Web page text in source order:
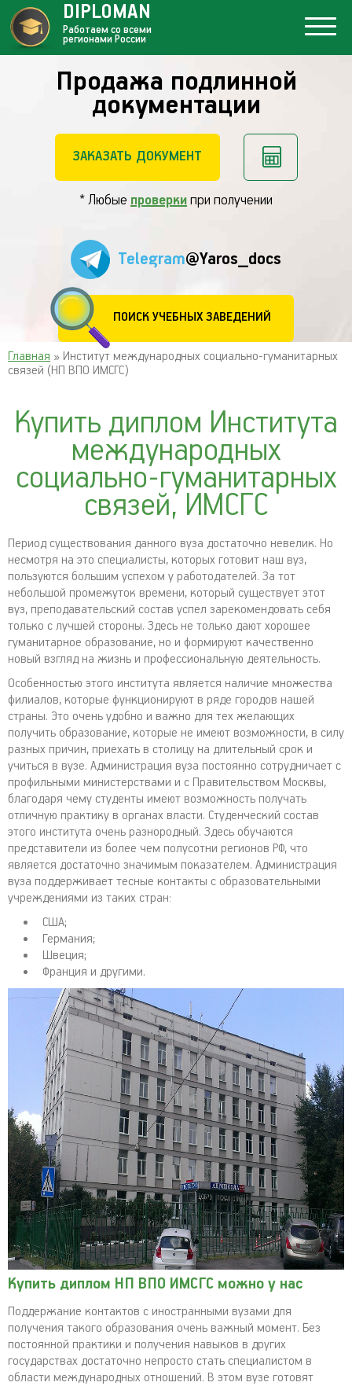
Продажа подлинной
документации
ЗАКАЗАТЬ ДОКУМЕНТ
* Любые проверки при получении
Telegram@Yaros_docs
ПОИСК УЧЕБНЫХ ЗАВЕДЕНИЙ
DIPLOMAN
Работаем со всеми
регионами России
Главная » Институт международных социально-гуманитарных
связей (НП ВПО ИМСГС)
Купить диплом Института
международных
социально-гуманитарных
связей, ИМСГС
Период существования данного вуза достаточно невелик. Но
несмотря на это специалисты, которых готовит наш вуз,
пользуются большим успехом у работодателей. За тот
небольшой промежуток времени, который существует этот
вуз, преподавательский состав успел зарекомендовать себя
только с лучшей стороны. Здесь не только дают хорошее
гуманитарное образование, но и формируют качественно
новый взгляд на жизнь и профессиональную деятельность.
Особенностью этого института является наличие множества
филиалов, которые функционируют в ряде городов нашей
страны. Это очень удобно и важно для тех желающих
получить образование, которые не имеют возможности, в силу
разных причин, приехать в столицу на длительный срок и
учиться в вузе. Администрация вуза постоянно сотрудничает с
профильными министерствами и с Правительством Москвы,
благодаря чему студенты имеют возможность получать
отличную практику в органах власти. Студенческий состав
этого института очень разнородный. Здесь обучаются
представители из более чем полусотни регионов РФ, что
является достаточно значимым показателем. Администрация
вуза поддерживает тесные контакты с образовательными
учреждениями из таких стран:
США;
Германия;
Швеция;
Франция и другими.
Купить диплом НП ВПО ИМСГС можно у нас
Поддержание контактов с иностранными вузами для
получения такого образования очень важный момент. Без
постоянной практики и получения навыков в других
государствах достаточно непросто стать специалистом в
области международных отношений. В этом вузе готовят